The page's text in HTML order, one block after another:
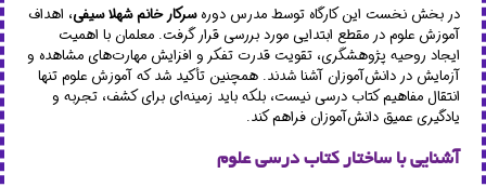
در بخش نخست این کارگاه توسط مدرس دورهسرکار خانم شهلا سیفی، اهداف
آموزش علوم در مقطع ابتدایی مورد بررسی قرار گرفت. معلمان با اهمیت
ایجاد روحیه پژوهشگری، تقویت قدرت تفکر و افزایش مهارت‌های مشاهده و
آزمایش در دانش‌آموزان آشنا شدند. همچنین تأکید شد که آموزش علوم تنها
انتقال مفاهیم کتاب درسی نیست، بلکه باید زمینه‌ای برای کشف، تجربه و
یادگیری عمیق دانش‌آموزان فراهم کند.
آشنایی با ساختار کتاب درسی علوم